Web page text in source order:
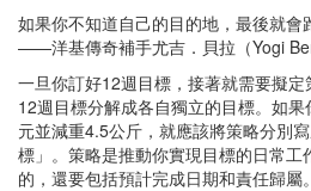
如果你不知道自己的目的地，最後就會
——洋基傳奇補手尤吉．貝拉（Yogi
一旦你訂好12週目標，接著就需要擬
12週目標分解成各自獨立的目標。如
元並減重4.5公斤，就應該將策略分別
標」。策略是推動你實現目標的日常
的，還要包括預計完成日期和責任歸屬。